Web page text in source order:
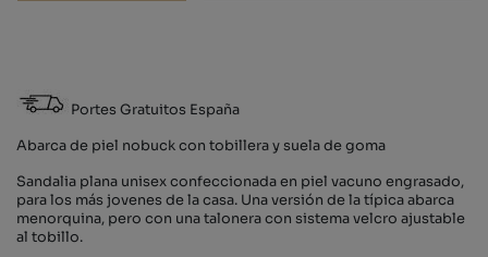
Portes Gratuitos España
Abarca de piel nobuck con tobillera y suela de goma
Sandalia plana unisex confeccionada en piel vacuno engrasado,
para los más jovenes de la casa. Una versión de la típica abarca
menorquina, pero con una talonera con sistema velcro ajustable
al tobillo.